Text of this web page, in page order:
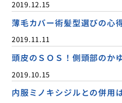
2019.12.15
薄毛カバー術髪型選びの心
2019.11.11
頭皮のＳＯＳ！側頭部のか
2019.10.15
内服ミノキシジルとの併用